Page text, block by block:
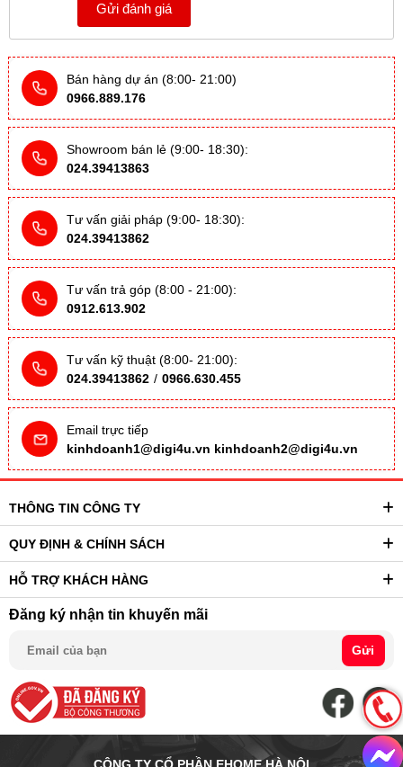
Gửi đánh giá
Bán hàng dự án (8:00- 21:00)
0966.889.176
Showroom bán lẻ (9:00- 18:30):
024.39413863
Tư vấn giải pháp (9:00- 18:30):
024.39413862
Tư vấn trả góp (8:00 - 21:00):
0912.613.902
Tư vấn kỹ thuật (8:00- 21:00):
024.39413862 / 0966.630.455
Email trực tiếp
kinhdoanh1@digi4u.vn kinhdoanh2@digi4u.vn
THÔNG TIN CÔNG TY
QUY ĐỊNH & CHÍNH SÁCH
HỖ TRỢ KHÁCH HÀNG
Đăng ký nhận tin khuyến mãi
Gửi